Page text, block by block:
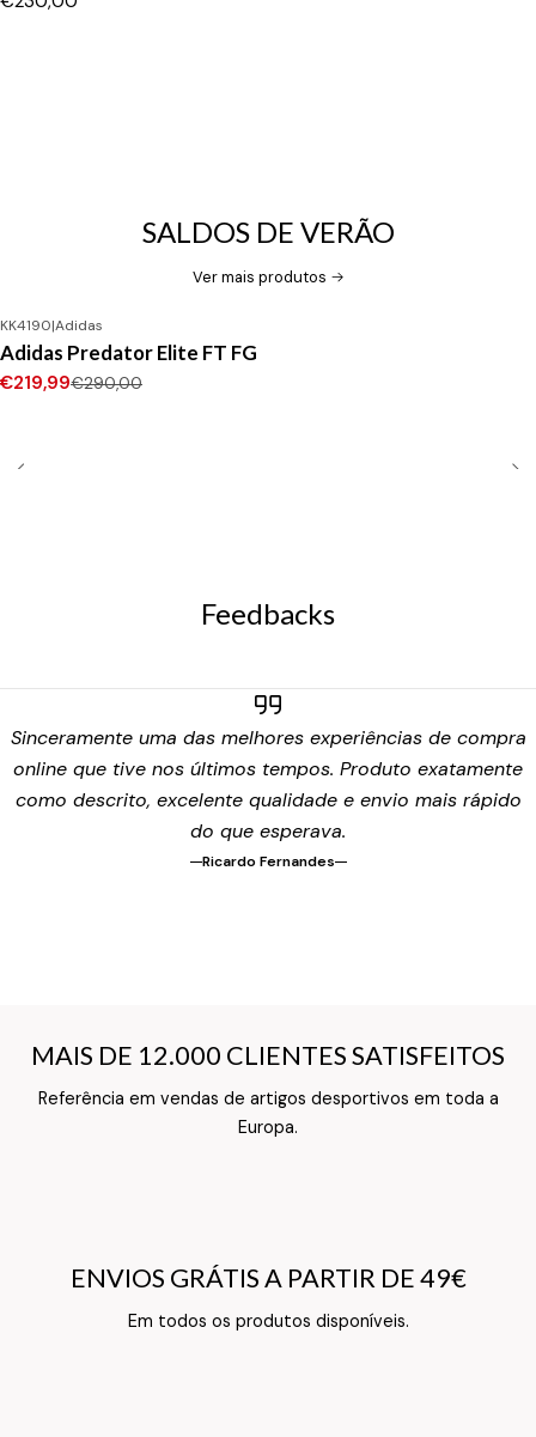
SALDOS DE VERÃO
Ver mais produtos
-24%DESCONTO
Novo
KK4190|Adidas
Adidas Predator Elite FT FG
€219,99€290,00
Feedbacks
Sinceramente uma das melhores experiências de compra
online que tive nos últimos tempos. Produto exatamente
como descrito, excelente qualidade e envio mais rápido
do que esperava.
Ricardo Fernandes
MAIS DE 12.000 CLIENTES SATISFEITOS
Referência em vendas de artigos desportivos em toda a
Europa.
MAIS DE 12.000 CLIENTES SATISFEITOS
Texto do Verso do Cartão de Informação
ENVIOS GRÁTIS A PARTIR DE 49€
Em todos os produtos disponíveis.
ENVIOS GRÁTIS A PARTIR DE 49€
Texto do Verso do Cartão de Informação